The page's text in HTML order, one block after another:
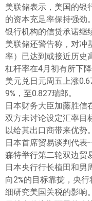
美联储表示，美国的银
的资本充足率保持强劲
银行机构的信贷承诺继
美联储还警告称，对冲
率）已达到或接近历史
杠杆率在4月初有所下降
美元兑日元周五上涨
9%，至0.827瑞郎。
日本财务大臣加藤胜信
双方未讨论设定汇率目
以给其出口商带来优势。
日本首席贸易谈判代
森特举行第二轮双边贸
日本央行行长植田和男
向2%的目标靠拢，央
细研究美国关税的影响